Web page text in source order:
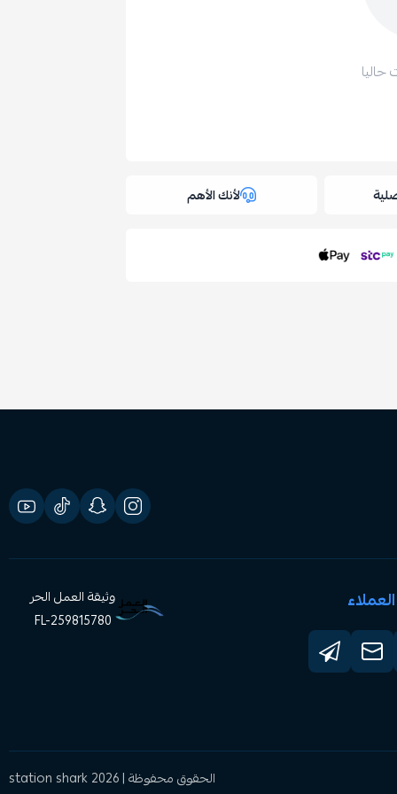
حاليا
لأنك الأهم
وثيقة العمل الحر
FL-259815780
الحقوق محفوظة | 2026 station shark